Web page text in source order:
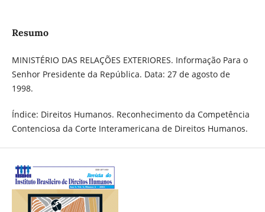
Resumo
MINISTÉRIO DAS RELAÇÕES EXTERIORES. Informação Para o
Senhor Presidente da República. Data: 27 de agosto de
1998.
Índice: Direitos Humanos. Reconhecimento da Competência
Contenciosa da Corte Interamericana de Direitos Humanos.